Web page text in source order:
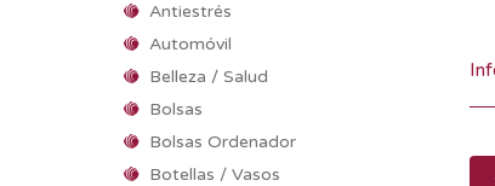
Antiestrés
Automóvil
Belleza / Salud
Bolsas
Bolsas Ordenador
Botellas / Vasos